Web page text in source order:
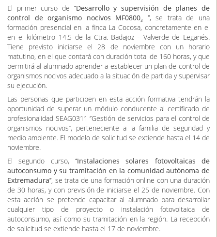
El primer curso de ‘’Desarrollo y supervisión de planes de
control de organismo nocivos MF0800₃ ’’, se trata de una
formación presencial en la finca La Cocosa, concretamente en el
en el kilómetro 14.5 de la Ctra. Badajoz - Valverde de Leganés.
Tiene previsto iniciarse el 28 de noviembre con un horario
matutino, en el que contará con duración total de 160 horas, y que
permitirá al alumnado aprender a establecer un plan de control de
organismos nocivos adecuado a la situación de partida y supervisar
su ejecución.
Las personas que participen en esta acción formativa tendrán la
oportunidad de superar un módulo conducente al certificado de
profesionalidad SEAG0311 ‘’Gestión de servicios para el control de
organismos nocivos’’, perteneciente a la familia de seguridad y
medio ambiente. El modelo de solicitud se extiende hasta el 14 de
noviembre.
El segundo curso, ‘’Instalaciones solares fotovoltaicas de
autoconsumo y su tramitación en la comunidad autónoma de
Extremadura’’, se trata de una formación online con una duración
de 30 horas, y con previsión de iniciarse el 25 de noviembre. Con
esta acción se pretende capacitar al alumnado para desarrollar
cualquier tipo de proyecto o instalación fotovoltaica de
autoconsumo, así como su tramitación en la región. La recepción
de solicitud se extiende hasta el 17 de noviembre.